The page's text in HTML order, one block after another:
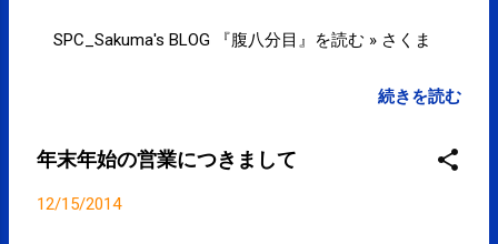
SPC_Sakuma's BLOG 『腹八分目』を読む » さくま
続きを読む
年末年始の営業につきまして
12/15/2014